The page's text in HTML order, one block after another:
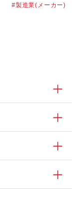
系エンジニア・電
のようなアピール
っているキャリア
今の50代製造業エ
向や転職成功事例
製造業(メーカー)